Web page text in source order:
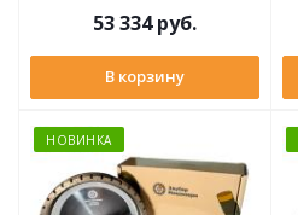
53 334руб.
В корзину
НОВИНКА